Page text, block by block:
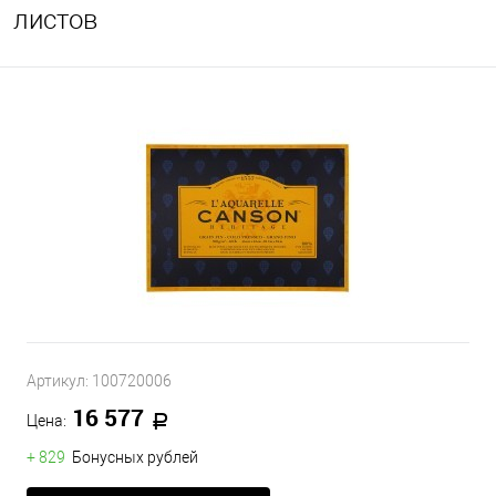
листов
Артикул: 100720006
Цена: 16 577
+ 829 Бонусных рублей